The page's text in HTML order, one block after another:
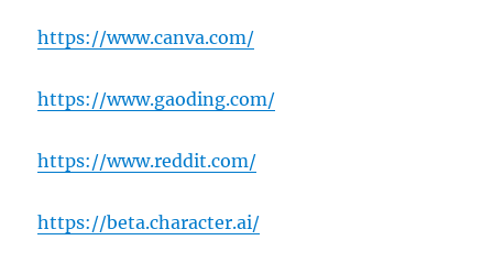
https://www.canva.com/
https://www.gaoding.com/
https://www.reddit.com/
https://beta.character.ai/